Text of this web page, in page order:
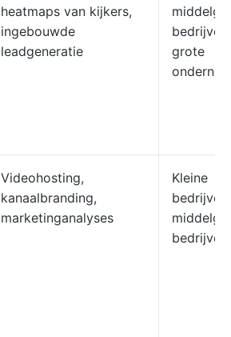
heatmaps van kijkers,
ingebouwde
leadgeneratie
bedrijven,
grote
Videohosting,
kanaalbranding,
marketinganalyses
Kleine
bedrijven,
bedrijven